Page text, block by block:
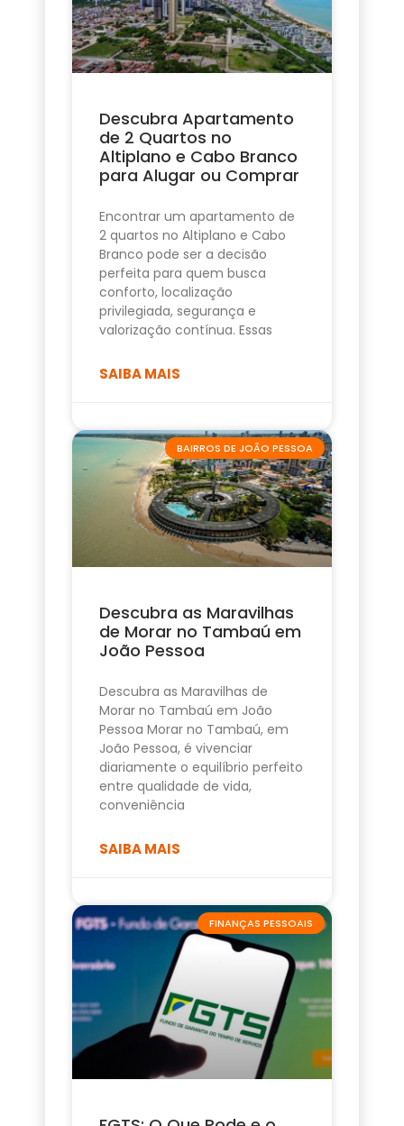
Descubra Apartamento
de 2 Quartos no
Altiplano e Cabo Branco
para Alugar ou Comprar
Encontrar um apartamento de
2 quartos no Altiplano e Cabo
Branco pode ser a decisão
perfeita para quem busca
conforto, localização
privilegiada, segurança e
valorização contínua. Essas
SAIBA MAIS
BAIRROS DE JOÃO PESSOA
Descubra as Maravilhas
de Morar no Tambaú em
João Pessoa
Descubra as Maravilhas de
Morar no Tambaú em João
Pessoa Morar no Tambaú, em
João Pessoa, é vivenciar
diariamente o equilíbrio perfeito
entre qualidade de vida,
conveniência
SAIBA MAIS
FINANÇAS PESSOAIS